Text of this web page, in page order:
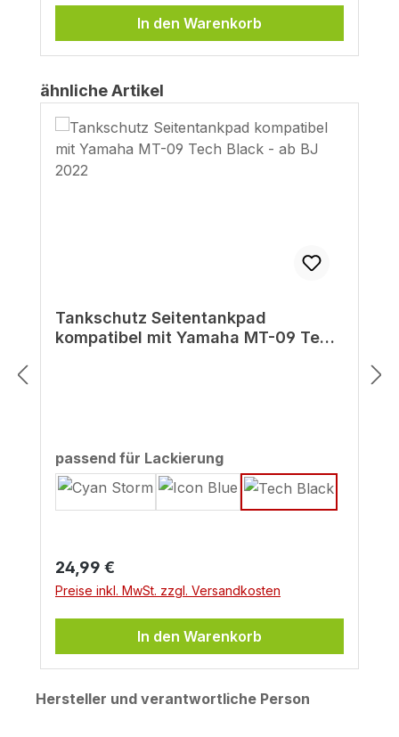
In den Warenkorb
Produktgalerie überspringen
ähnliche Artikel
Tankschutz Seitentankpad
kompatibel mit Yamaha MT-09 Tech
passend für Lackierungauswählen
Regulärer Preis:
24,99 €
Preise inkl. MwSt. zzgl. Versandkosten
In den Warenkorb
Hersteller und verantwortliche Person